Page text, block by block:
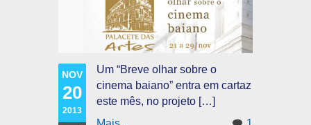
Um “Breve olhar sobre o
cinema baiano” entra em cartaz
este mês, no projeto […]
NOV
20
2013